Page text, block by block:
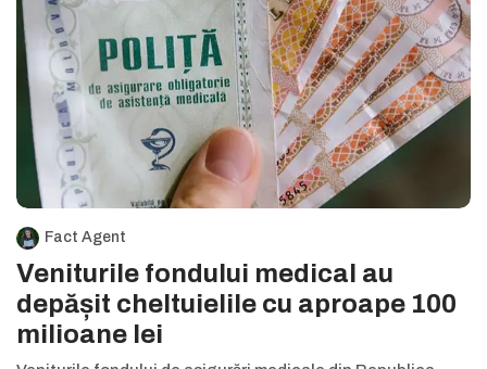
Fact Agent
Veniturile fondului medical au
depășit cheltuielile cu aproape 100
milioane lei